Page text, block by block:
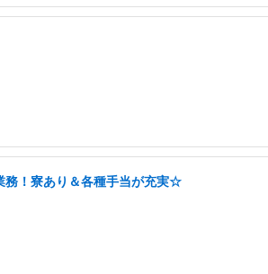
務！寮あり＆各種手当が充実☆